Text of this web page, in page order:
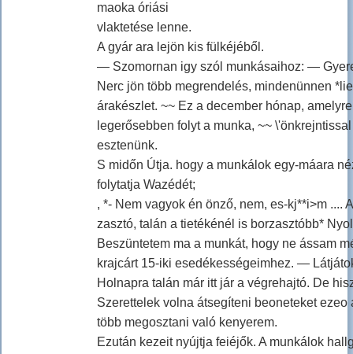
maoka óriási
vlaktetése lenne.
A gyár ara lejön kis fülkéjéből.
— Szomornan igy szól munkásaihoz: —
Nerc jön több megrendelés, mindenünnen
árakészlet. ~~ Ez a december hónap,
legerősebben folyt a munka, ~~
esztenünk.
S midőn Útja. hogy a munkálok egy-máara
folytatja Wazédét;
, *- Nem vagyok én önző, nem, es-kj**i>m ....
zasztó, talán a tietékénél is borzasztóbb*
Beszüntetem ma a munkát, hogy ne ássam
krajcárt 15-iki esedékességeimhez. —
Holnapra talán már itt jár a végrehajtó. De
Szerettelek volna átsegíteni beoneteket
több megosztani való kenyerem.
Ezután kezeit nyújtja feiéjők. A munkálok